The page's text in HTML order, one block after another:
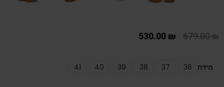
679.00₪
530.00 ₪
מידה 36
37
38
39
40
41